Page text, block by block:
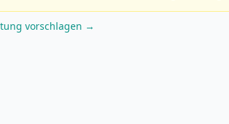
vorschlagen →